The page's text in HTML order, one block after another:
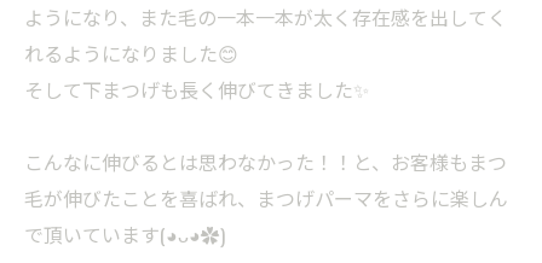
ようになり、また毛の一本一本が太く存在感を出してく
れるようになりました😊
そして下まつげも長く伸びてきました✨
こんなに伸びるとは思わなかった！！と、お客様もまつ
毛が伸びたことを喜ばれ、まつげパーマをさらに楽しん
で頂いています(⁠◕⁠ᴗ⁠◕⁠✿⁠)